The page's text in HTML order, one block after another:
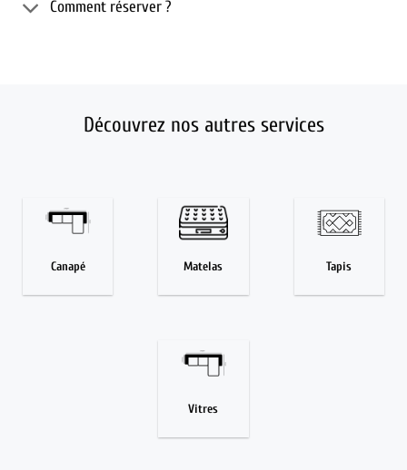
Comment réserver ?
Découvrez nos autres services
Canapé Matelas Tapis
Vitres